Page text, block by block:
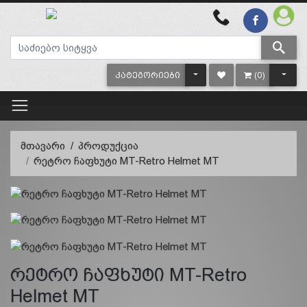
ᲙᲐᲢᲔᲒᲝᲠᲘᲔᲑᲘ TOGGLE DROPDOWN
(0)
მთავარი
პროდუქცია
რეტრო ჩაფხუტი MT-Retro Helmet MT
რეტრო ჩაფხუტი MT-Retro
Helmet MT